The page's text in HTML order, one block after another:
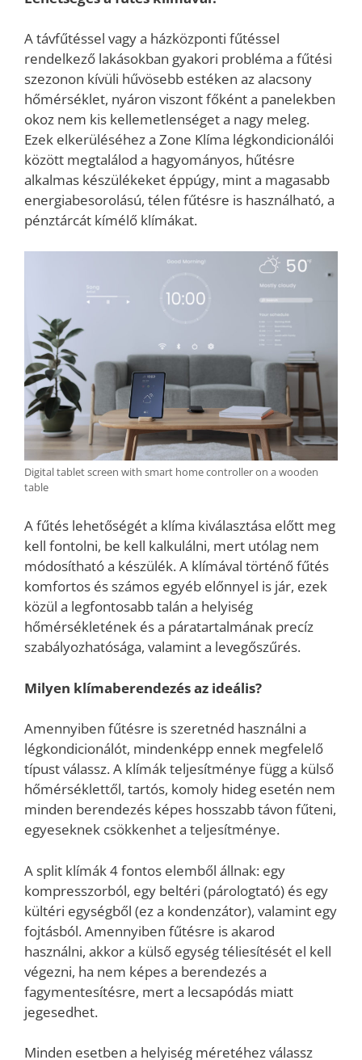
A távfűtéssel vagy a házközponti fűtéssel
rendelkező lakásokban gyakori probléma a fűtési
szezonon kívüli hűvösebb estéken az alacsony
hőmérséklet, nyáron viszont főként a panelekben
okoz nem kis kellemetlenséget a nagy meleg.
Ezek elkerüléséhez a Zone Klíma légkondicionálói
között megtalálod a hagyományos, hűtésre
alkalmas készülékeket éppúgy, mint a magasabb
energiabesorolású, télen fűtésre is használható, a
pénztárcát kímélő klímákat.
Digital tablet screen with smart home controller on a wooden
table
A fűtés lehetőségét a klíma kiválasztása előtt meg
kell fontolni, be kell kalkulálni, mert utólag nem
módosítható a készülék. A klímával történő fűtés
komfortos és számos egyéb előnnyel is jár, ezek
közül a legfontosabb talán a helyiség
hőmérsékletének és a páratartalmának precíz
szabályozhatósága, valamint a levegőszűrés.
Milyen klímaberendezés az ideális?
Amennyiben fűtésre is szeretnéd használni a
légkondicionálót, mindenképp ennek megfelelő
típust válassz. A klímák teljesítménye függ a külső
hőmérséklettől, tartós, komoly hideg esetén nem
minden berendezés képes hosszabb távon fűteni,
egyeseknek csökkenhet a teljesítménye.
A split klímák 4 fontos elemből állnak: egy
kompresszorból, egy beltéri (párologtató) és egy
kültéri egységből (ez a kondenzátor), valamint egy
fojtásból. Amennyiben fűtésre is akarod
használni, akkor a külső egység téliesítését el kell
végezni, ha nem képes a berendezés a
fagymentesítésre, mert a lecsapódás miatt
jegesedhet.
Minden esetben a helyiség méretéhez válassz